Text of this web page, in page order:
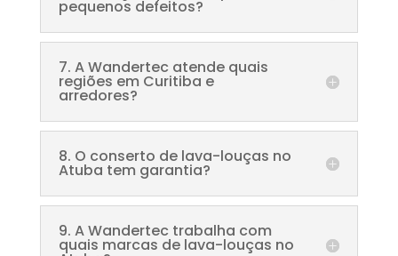
pequenos defeitos?
7. A Wandertec atende quais
regiões em Curitiba e
arredores?
8. O conserto de lava-louças no
Atuba tem garantia?
9. A Wandertec trabalha com
quais marcas de lava-louças no